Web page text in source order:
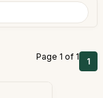
Page 1 of 1 1